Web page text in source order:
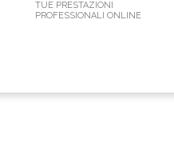
TUE PRESTAZIONI
PROFESSIONALI ONLINE